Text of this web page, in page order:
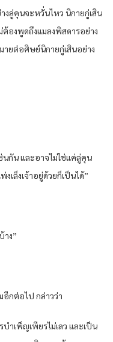
ลู่​คุ​น​จะหวั่นไหว​ นิกาย​กู่​เสิน​
อง​พูดถึง​แมลง​พิสดาร​อย่าง​
าย​ต่อ​ศิษย์​นิกาย​กู่​เสิน​อย่าง​
ช่นกัน​ และ​อาจ​ไม่ใช่แค่​ลู่​คุ​น​
เล็ง​เจ้าอยู่​ด้วย​ก็​เป็นได้​”
ง​”
กต่อไป​ กล่าวว่า​
ำเพ็ญ​เพียร​ไม่เลว​ และ​เป็น​